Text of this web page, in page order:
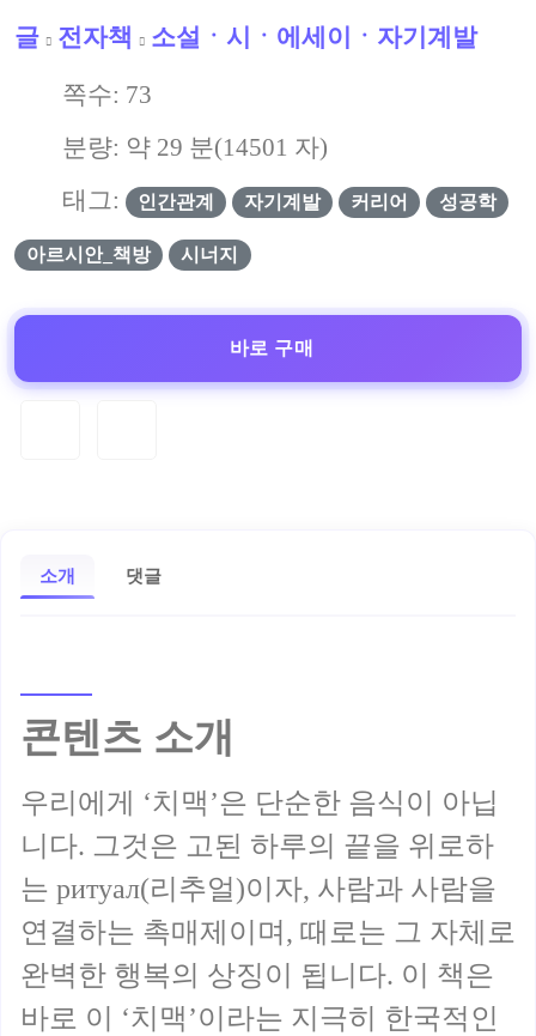
글
전자책 소설ㆍ시ㆍ에세이ㆍ자기계발
쪽수: 73
분량: 약 29 분(14501 자)
태그:
인간관계 자기계발 커리어 성공학
아르시안_책방 시너지
바로 구매
소개 댓글
콘텐츠 소개
우리에게 ‘치맥’은 단순한 음식이 아닙
니다. 그것은 고된 하루의 끝을 위로하
는 ритуал(리추얼)이자, 사람과 사람을
연결하는 촉매제이며, 때로는 그 자체로
완벽한 행복의 상징이 됩니다. 이 책은
바로 이 ‘치맥’이라는 지극히 한국적인